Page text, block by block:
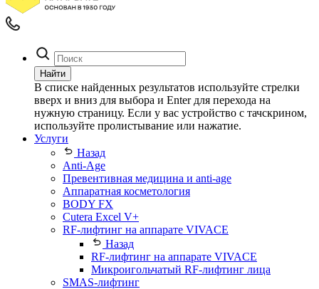
Найти
В списке найденных результатов используйте стрелки
вверх и вниз для выбора и Enter для перехода на
нужную страницу. Если у вас устройство с тачскрином,
используйте пролистывание или нажатие.
Услуги
Назад
Anti-Age
Превентивная медицина и anti-age
Аппаратная косметология
BODY FX
Cutera Excel V+
RF-лифтинг на аппарате VIVACE
Назад
RF-лифтинг на аппарате VIVACE
Микроигольчатый RF-лифтинг лица
SMAS-лифтинг